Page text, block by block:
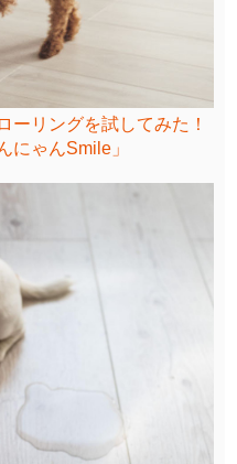
ーリングを試してみた！
にゃんSmile」